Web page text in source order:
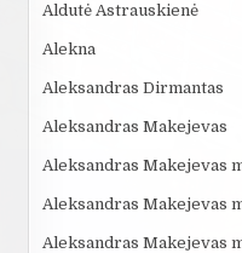
Aldutė Astrauskienė
Alekna
Aleksandras Dirmantas
Aleksandras Makejevas
Aleksandras Makejevas
Aleksandras Makejevas
Aleksandras Makejevas